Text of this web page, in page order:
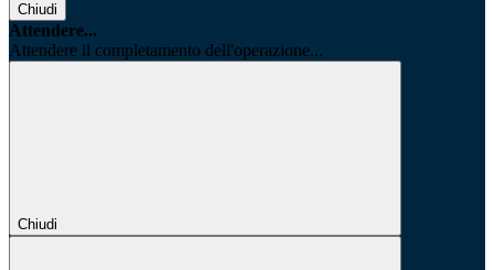
Chiudi
Attendere...
Attendere il completamento dell'operazione...
Chiudi